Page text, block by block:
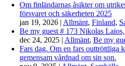
Om finländarnas åsikter om
försvaret och säkerheten 2025
jan 19, 2026 | Allmänt, Finland,
Be my guest # 173 Nikolas
dec 24, 2025 | Allmänt, Be my
Fars dag. Om en fars outtröttliga
gemensam vårdnad om sin son.